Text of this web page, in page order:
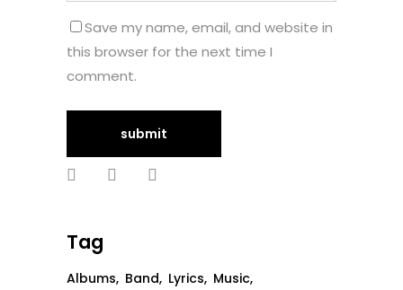
Save my name, email, and website in
this browser for the next time I
comment.
Tag
Albums Band Lyrics Music